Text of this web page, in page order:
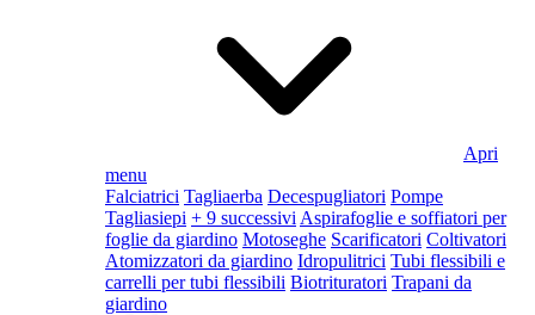
Apri
menu
Falciatrici Tagliaerba Decespugliatori Pompe
Tagliasiepi + 9 successivi Aspirafoglie e soffiatori per
foglie da giardino Motoseghe Scarificatori Coltivatori
Atomizzatori da giardino Idropulitrici Tubi flessibili e
carrelli per tubi flessibili Biotrituratori Trapani da
giardino